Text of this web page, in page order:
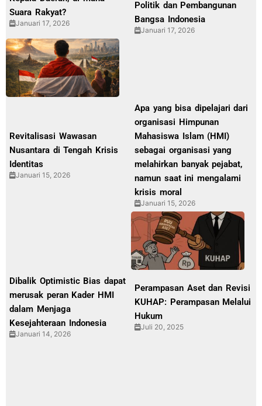
Suara Rakyat?
Januari 17, 2026
Politik dan Pembangunan
Bangsa Indonesia
Januari 17, 2026
Revitalisasi Wawasan
Nusantara di Tengah Krisis
Identitas
Januari 15, 2026
Apa yang bisa dipelajari dari
organisasi Himpunan
Mahasiswa Islam (HMI)
sebagai organisasi yang
melahirkan banyak pejabat,
namun saat ini mengalami
krisis moral
Januari 15, 2026
Dibalik Optimistic Bias dapat
merusak peran Kader HMI
dalam Menjaga
Kesejahteraan Indonesia
Januari 14, 2026
Perampasan Aset dan Revisi
KUHAP: Perampasan Melalui
Hukum
Juli 20, 2025